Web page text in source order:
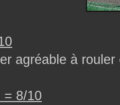
agréable à
= 8/10